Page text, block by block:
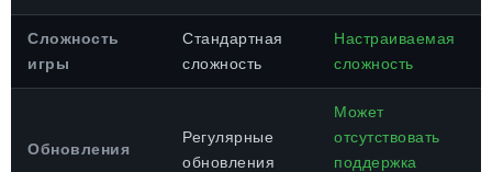
Сложность
игры
Стандартная
сложность
Настраиваемая
сложность
Обновления
Регулярные
обновления
Может
отсутствовать
поддержка